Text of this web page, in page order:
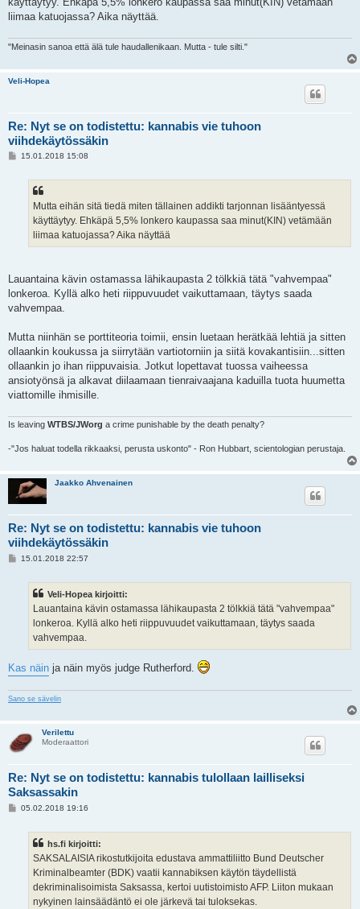
liimaa katuojassa? Aika näyttää.
"Meinasin sanoa että älä tule haudallenikaan. Mutta - tule silti."
Veli-Hopea
Re: Nyt se on todistettu: kannabis vie tuhoon
viihdekäytössäkin
V15.01.2018 15:08
Mutta eihän sitä tiedä miten tällainen addikti tarjonnan lisääntyessä
käyttäytyy. Ehkäpä 5,5% lonkero kaupassa saa minut(KIN) vetämään
liimaa katuojassa? Aika näyttää
Lauantaina kävin ostamassa lähikaupasta 2 tölkkiä tätä "vahvempaa"
lonkeroa. Kyllä alko heti riippuvuudet vaikuttamaan, täytys saada
vahvempaa.
Mutta niinhän se porttiteoria toimii, ensin luetaan herätkää lehtiä ja sitten
ollaankin koukussa ja siirrytään vartiotorniin ja siitä kovakantisiin...sitten
ollaankin jo ihan riippuvaisia. Jotkut lopettavat tuossa vaiheessa
ansiotyönsä ja alkavat diilaamaan tienraivaajana kaduilla tuota huumetta
viattomille ihmisille.
Is leaving WTBS/JWorg a crime punishable by the death penalty?
-"Jos haluat todella rikkaaksi, perusta uskonto" - Ron Hubbart, scientologian perustaja.
Jaakko Ahvenainen
Re: Nyt se on todistettu: kannabis vie tuhoon
viihdekäytössäkin
V15.01.2018 22:57
Veli-Hopea kirjoitti:
Lauantaina kävin ostamassa lähikaupasta 2 tölkkiä tätä "vahvempaa"
lonkeroa. Kyllä alko heti riippuvuudet vaikuttamaan, täytys saada
vahvempaa.
Kas näin ja näin myös judge Rutherford.
Sano se sävelin
Verilettu
Moderaattori
Re: Nyt se on todistettu: kannabis tulollaan lailliseksi
Saksassakin
V05.02.2018 19:16
hs.fi kirjoitti:
SAKSALAISIA rikostutkijoita edustava ammattiliitto Bund Deutscher
Kriminalbeamter (BDK) vaatii kannabiksen käytön täydellistä
dekriminalisoimista Saksassa, kertoi uutistoimisto AFP. Liiton mukaan
nykyinen lainsäädäntö ei ole järkevä tai tuloksekas.